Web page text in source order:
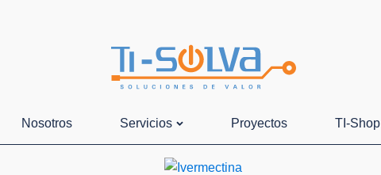
Nosotros Servicios Proyectos TI-Shop